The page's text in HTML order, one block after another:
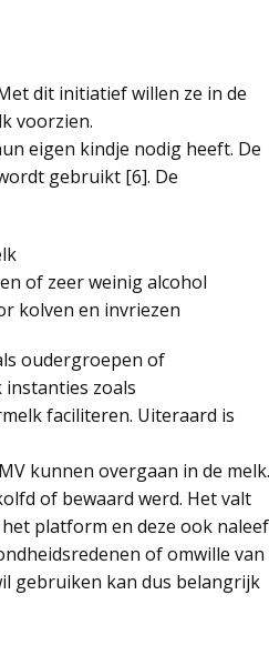
dit initiatief willen ze in de
voorzien.
eigen kindje nodig heeft. De
gebruikt [6]. De
of zeer weinig alcohol
kolven en invriezen
oudergroepen of
instanties zoals
faciliteren. Uiteraard is
kunnen overgaan in de melk.
of bewaard werd. Het valt
platform en deze ook
of omwille van
gebruiken kan dus belangrijk